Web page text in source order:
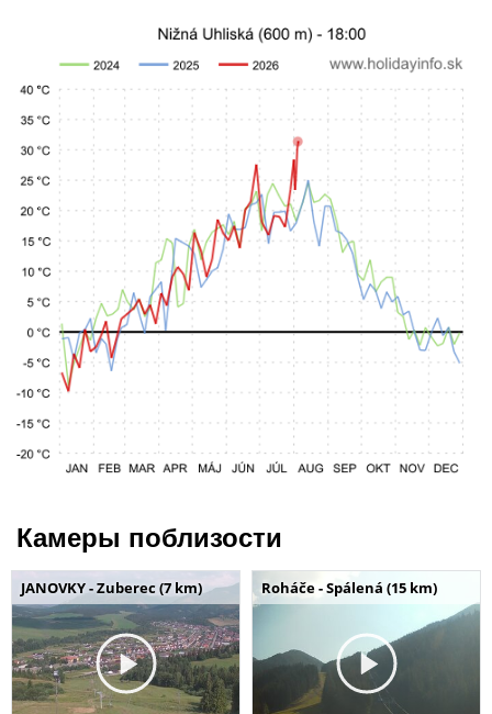
Камеры поблизости
JANOVKY - Zuberec (7 km) Roháče - Spálená (15 km)